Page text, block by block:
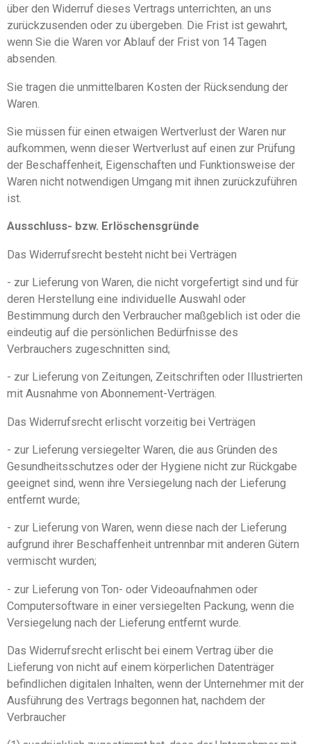
über den Widerruf dieses Vertrags unterrichten, an uns
zurückzusenden oder zu übergeben. Die Frist ist gewahrt,
wenn Sie die Waren vor Ablauf der Frist von 14 Tagen
absenden.
Sie tragen die unmittelbaren Kosten der Rücksendung der
Waren.
Sie müssen für einen etwaigen Wertverlust der Waren nur
aufkommen, wenn dieser Wertverlust auf einen zur Prüfung
der Beschaffenheit, Eigenschaften und Funktionsweise der
Waren nicht notwendigen Umgang mit ihnen zurückzuführen
ist.
Ausschluss- bzw. Erlöschensgründe
Das Widerrufsrecht besteht nicht bei Verträgen
- zur Lieferung von Waren, die nicht vorgefertigt sind und für
deren Herstellung eine individuelle Auswahl oder
Bestimmung durch den Verbraucher maßgeblich ist oder die
eindeutig auf die persönlichen Bedürfnisse des
Verbrauchers zugeschnitten sind;
- zur Lieferung von Zeitungen, Zeitschriften oder Illustrierten
mit Ausnahme von Abonnement-Verträgen.
Das Widerrufsrecht erlischt vorzeitig bei Verträgen
- zur Lieferung versiegelter Waren, die aus Gründen des
Gesundheitsschutzes oder der Hygiene nicht zur Rückgabe
geeignet sind, wenn ihre Versiegelung nach der Lieferung
entfernt wurde;
- zur Lieferung von Waren, wenn diese nach der Lieferung
aufgrund ihrer Beschaffenheit untrennbar mit anderen Gütern
vermischt wurden;
- zur Lieferung von Ton- oder Videoaufnahmen oder
Computersoftware in einer versiegelten Packung, wenn die
Versiegelung nach der Lieferung entfernt wurde.
Das Widerrufsrecht erlischt bei einem Vertrag über die
Lieferung von nicht auf einem körperlichen Datenträger
befindlichen digitalen Inhalten, wenn der Unternehmer mit der
Ausführung des Vertrags begonnen hat, nachdem der
Verbraucher